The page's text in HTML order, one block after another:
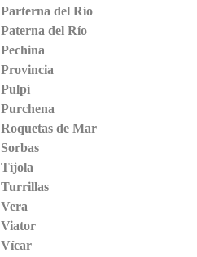
Parterna del Río
Paterna del Río
Pechina
Provincia
Pulpí
Purchena
Roquetas de Mar
Sorbas
Tíjola
Turrillas
Vera
Viator
Vícar